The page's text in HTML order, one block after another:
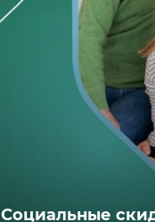
Социальные